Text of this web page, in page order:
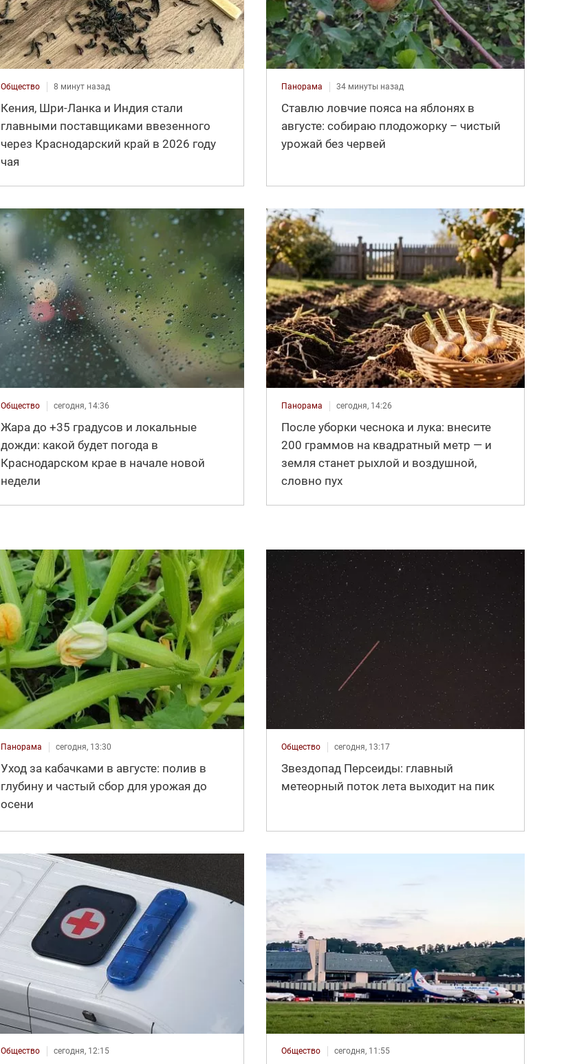
Общество 8 минут назад
Кения, Шри-Ланка и Индия стали
главными поставщиками ввезенного
через Краснодарский край в 2026 году
чая
Панорама 34 минуты назад
Ставлю ловчие пояса на яблонях в
августе: собираю плодожорку – чистый
урожай без червей
Общество сегодня, 14:36
Жара до +35 градусов и локальные
дожди: какой будет погода в
Краснодарском крае в начале новой
недели
Панорама сегодня, 14:26
После уборки чеснока и лука: внесите
200 граммов на квадратный метр — и
земля станет рыхлой и воздушной,
словно пух
Панорама сегодня, 13:30
Уход за кабачками в августе: полив в
глубину и частый сбор для урожая до
осени
Общество сегодня, 13:17
Звездопад Персеиды: главный
метеорный поток лета выходит на пик
Общество сегодня, 12:15 Общество сегодня, 11:55